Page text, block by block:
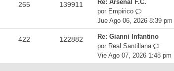
s
a
j
e
o
e
n
s
a
ú
l
t
m
o
265 139911
Re: Arsenal F.C.
por Empirico
V
e
r
ú
l
t
Jue Ago 06, 2026 8:39 pm
422 122882
Re: Gianni Infantino
por Real Santillana
V
e
r
Vie Ago 07, 2026 1:48 pm